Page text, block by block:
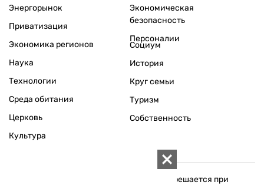
Энергорынок
Приватизация
Экономика регионов
Экономическая
безопасность
Персоналии
Наука
Технологии
Среда обитания
Церковь
Культура
Социум
История
Круг семьи
Туризм
Собственность
Использование материалов «ZN.UA» разрешается при